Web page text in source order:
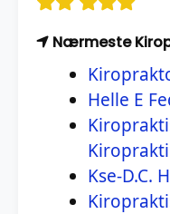
Nærmeste
Helle E
Kse-D.C.